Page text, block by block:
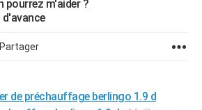
pourrez m'aider ?
Partager
de préchauffage berlingo 1.9 d